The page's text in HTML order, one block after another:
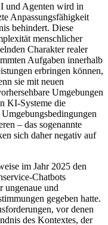
und Agenten wird in
Anpassungsfähigkeit
behindert. Diese
menschlicher
Charakter realer
Aufgaben innerhalb
erbringen können,
sie mit neuen
Umgebungen
KI-Systeme die
– das sogenannte
sich daher negativ auf
im Jahr 2025 den
Chatbots
ungenaue und
gegeben hatte.
vor denen
des Kontextes, der